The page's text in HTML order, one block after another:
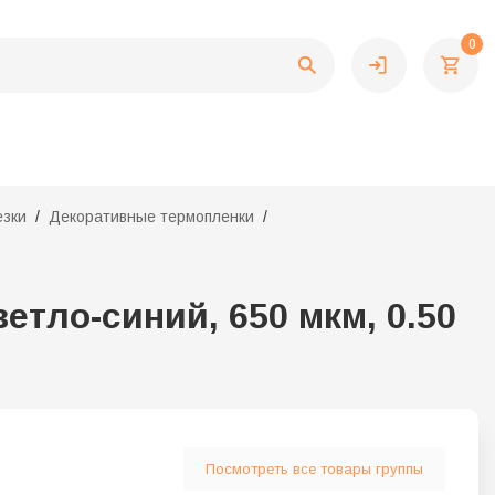
0
Декоративные термопленки
синий, 650 мкм, 0.50
Посмотреть все товары группы